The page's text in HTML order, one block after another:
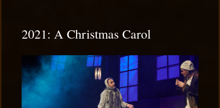
2021: A Christmas Carol